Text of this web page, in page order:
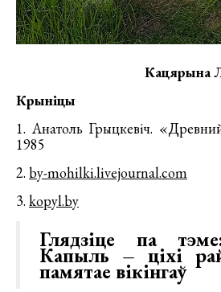
Кацярына
Крыніцы
1. Анатоль Грыцкевіч.
1985
2. by-mohilki.livejournal.com
3. kopyl.by
Глядзіце па
Капыль – ціхі
памятае вікінгаў